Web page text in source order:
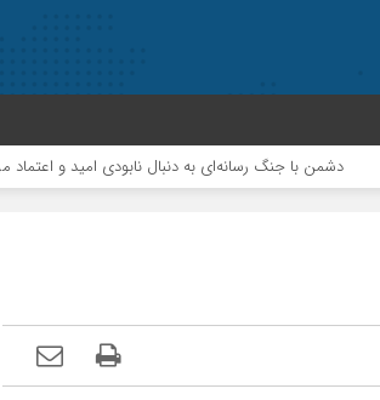
با جنگ رسانه‌ای به دنبال نابودی امید و اعتماد مردم است